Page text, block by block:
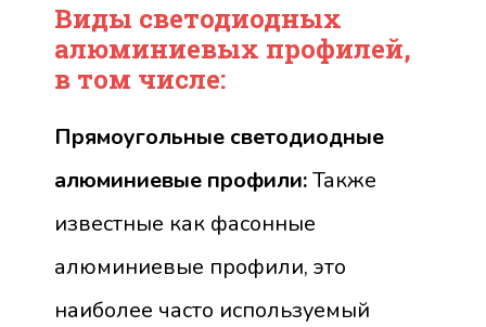
Виды светодиодных
алюминиевых профилей,
в том числе:
Прямоугольные светодиодные
алюминиевые профили:Также
известные как фасонные
алюминиевые профили, это
наиболее часто используемый